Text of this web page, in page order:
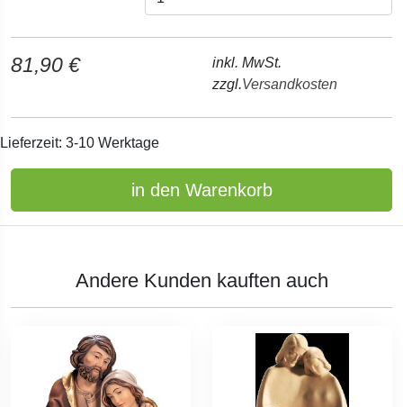
81,90 €
inkl. MwSt.
zzgl.Versandkosten
Lieferzeit: 3-10 Werktage
in den Warenkorb
Andere Kunden kauften auch